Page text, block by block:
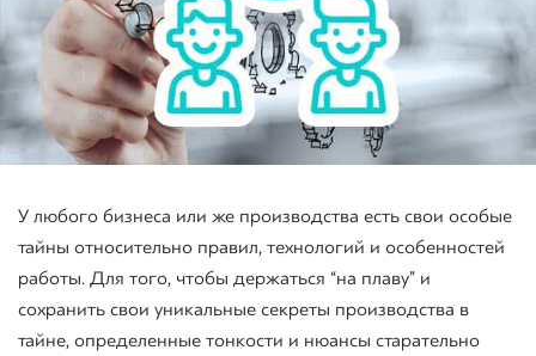
У любого бизнеса или же производства есть свои особые
тайны относительно правил, технологий и особенностей
работы. Для того, чтобы держаться “на плаву” и
сохранить свои уникальные секреты производства в
тайне, определенные тонкости и нюансы старательно